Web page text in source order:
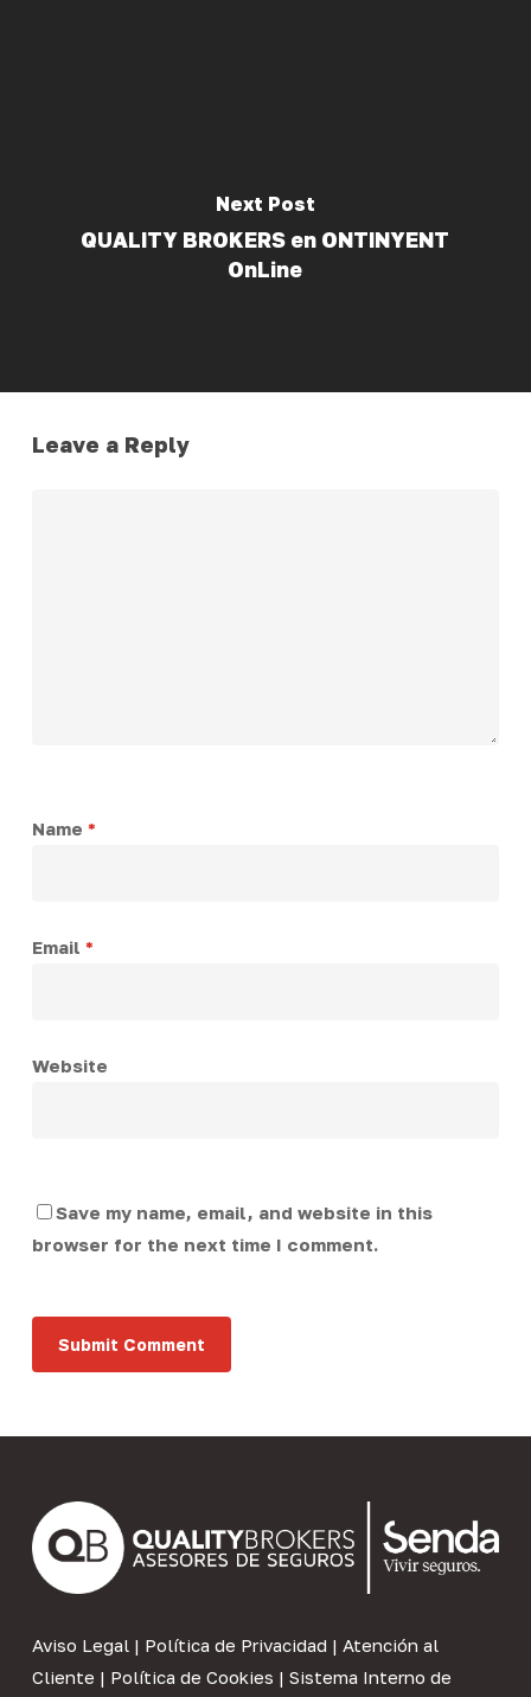
Next Post
QUALITY BROKERS en ONTINYENT
OnLine
Leave a Reply
Name *
Email *
Website
Save my name, email, and website in this
browser for the next time I comment.
Aviso Legal| Política de Privacidad | Atención al
Cliente | Política de Cookies | Sistema Interno de